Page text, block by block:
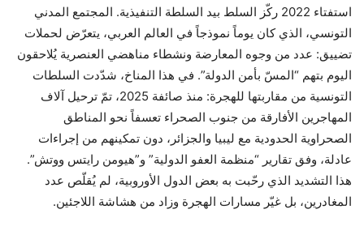
استفتاء 2022 ركّز السلط بيد السلطة التنفيذية. المجتمع المدني
التونسي، الذي كان يوماً نموذجاً في العالم العربي، يتعرّض لحملات
تضييق: عدد من وجوه المعارضة ونشطاء مناهضي العنصرية يُلاحقون
اليوم بتهم “المسّ بأمن الدولة”. في هذا المناخ، شدّدت السلطات
التونسية من مقاربتها للهجرة: منذ صائفة 2025، تمّ ترحيل آلاف
المهاجرين الأفارقة من جنوب الصحراء تعسفاً نحو المناطق
الصحراوية الحدودية مع ليبيا والجزائر، دون تمكينهم من إجراءات
عادلة، وفق تقارير “منظمة العفو الدولية” و”هيومن رايتس ووتش”.
هذا التشديد الذي رحّبت به بعض الدول الأوروبية، لم يُقلّص عدد
المغادرين، بل غيّر مسارات الهجرة وزاد من هشاشة اللاجئين.